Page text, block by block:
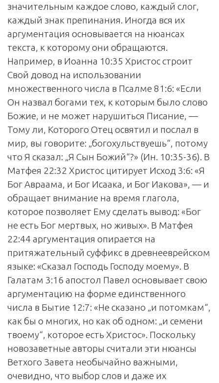
значительным каждое слово, каждый слог,
каждый знак препинания. Иногда вся их
аргументация основывается на нюансах
текста, к которому они обращаются.
Например, в Иоанна 10:35 Христос строит
Свой довод на использовании
множественного числа в Псалме 81:6: «Если
Он назвал богами тех, к которым было слово
Божие, и не может нарушиться Писание, —
Тому ли, Которого Отец освятил и послал в
мир, вы говорите: „богохульствуешь“, потому
что Я сказал: „Я Сын Божий“?» (Ин. 10:35-36). В
Матфея 22:32 Христос цитирует Исход 3:6: «Я
Бог Авраама, и Бог Исаака, и Бог Иакова», — и
обращает внимание на время глагола,
которое позволяет Ему сделать вывод: «Бог
не есть Бог мертвых, но живых». В Матфея
22:44 аргументация опирается на
притяжательный суффикс в древнееврейском
языке: «Сказал Господь Господу моему». В
Галатам 3:16 апостол Павел основывает свою
аргументацию на форме единственного
числа в Бытие 12:7: «Не сказано „и потомкам“,
как бы о многих, но как об одном: „и семени
твоему“, которое есть Христос». Поскольку
новозаветные авторы считали эти нюансы
Ветхого Завета необычайно важными,
очевидно, что выбор слов и даже их